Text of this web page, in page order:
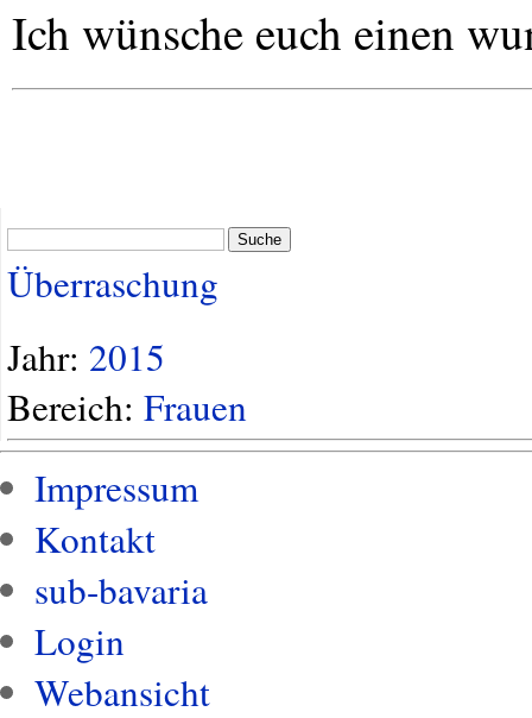
Ich wünsche euch einen
Suche
Überraschung
Jahr: 2015
Bereich: Frauen
Impressum
Kontakt
sub-bavaria
Login
Webansicht